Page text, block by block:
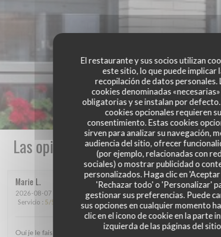
El restaurante y sus socios utilizan
este sitio, lo que puede implicar
recopilación de datos personales.
cookies denominadas
obligatorias y se instalan por
cookies opcionales requieren
consentimiento. Estas cookies
sirven para analizar su navegación,
audiencia del sitio, ofrecer
(por ejemplo, relacionadas con
sociales) o mostrar publicidad o
personalizados. Haga clic en
'Rechazar todo' o 'Personalizar'
gestionar sus preferencias. Puede
sus opciones en cualquier momento
clic en el icono de cookie en la parte
izquierda de las páginas del
Las opiniones de nuestros clientes
Marie L
2026-08-07 - 13:15 - Invitados 2
Servicio : 5/5 Ambiente: Menú Calidad / Precio
Oui je le fais